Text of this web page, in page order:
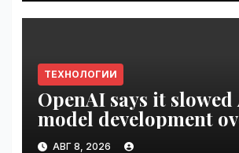
ТЕХНОЛОГИИ
OpenAI says it slowed
model development
security concerns |
АВГ 8, 2026